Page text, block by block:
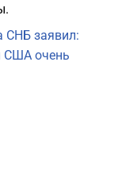
СНБ заявил:
США очень